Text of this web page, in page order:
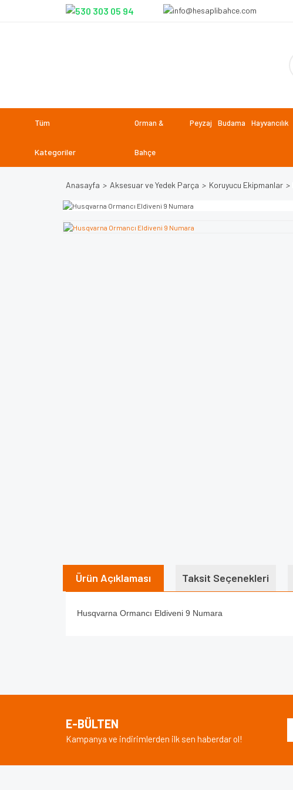
Tüm
Kategoriler
Orman &
Bahçe
Peyzaj Budama Hayvancılık
Anasayfa Aksesuar ve Yedek Parça Koruyucu Ekipmanlar
Ürün Açıklaması Taksit Seçenekleri
Husqvarna Ormancı Eldiveni 9 Numara
Ürün resmi kalitesiz, bozuk veya görüntülenemiyor.
Ürün bilgilerinde hatalar bulunuyor.
E-BÜLTEN
Kampanya ve indirimlerden ilk sen haberdar ol!